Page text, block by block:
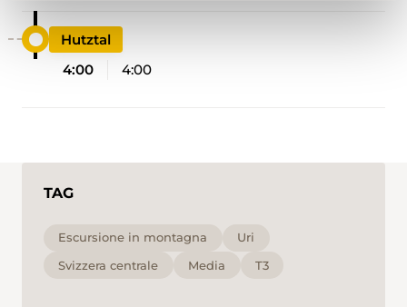
Hutztal
4:00
4:00
TAG
Escursione in montagna
Uri
Svizzera centrale
Media T3